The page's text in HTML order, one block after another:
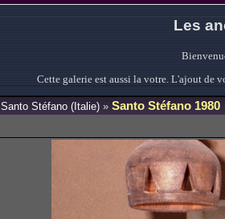
Les
Cette galerie est aussi la votre. L'ajout de
Santo Stéfano (Italie) » Santo Stéfano 1980